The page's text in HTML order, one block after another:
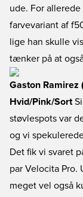
ude. For
farvevariant af
lige han skulle
tænker på at
Gaston Ramirez
Hvid/Pink/Sort
støvlespots var
og vi
Det fik vi svaret
par Velocita Pro.
meget vel også